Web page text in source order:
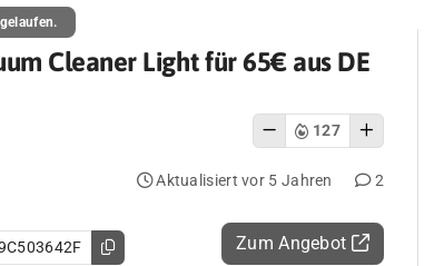
Cleaner Light für 65€ aus DE
127
Aktualisiert vor 5 Jahren 2
Zum Angebot